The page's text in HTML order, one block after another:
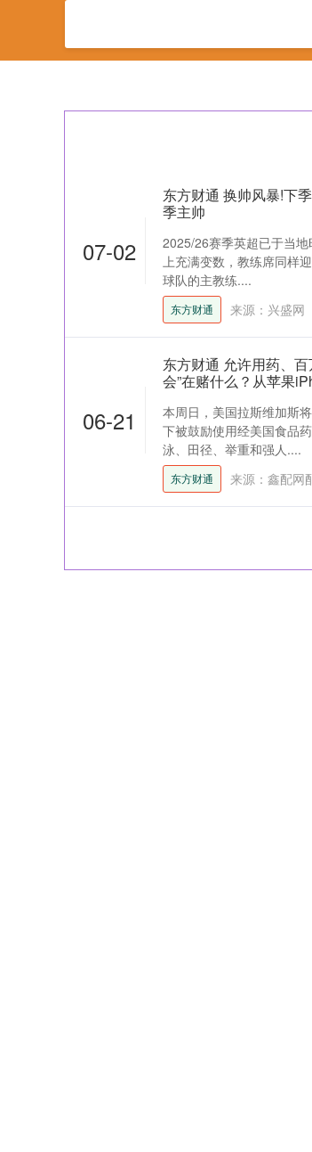
07-02
东方财通 换帅风暴!下
季主帅
2025/26赛季英超已于当
上充满变数，教练席同样
球队的主教练....
东方财通 来源：兴盛网
06-21
东方财通 允许用药、
会”在赌什么？从苹果
本周日，美国拉斯维加斯
下被鼓励使用经美国食品
泳、田径、举重和强人....
东方财通 来源：鑫配网